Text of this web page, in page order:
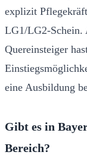
explizit
LG1/LG2-Schein.
Quereinsteiger
eine Ausbildung
Gibt es in
Bereich?